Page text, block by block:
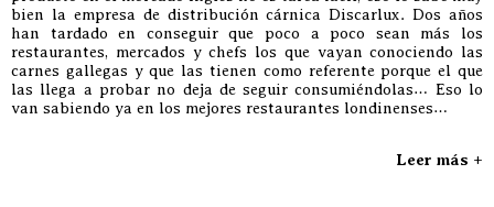
bien la empresa de distribución cárnica Discarlux. Dos años
han tardado en conseguir que poco a poco sean más los
restaurantes, mercados y chefs los que vayan conociendo las
carnes gallegas y que las tienen como referente porque el que
las llega a probar no deja de seguir consumiéndolas… Eso lo
van sabiendo ya en los mejores restaurantes londinenses…
Leer más +